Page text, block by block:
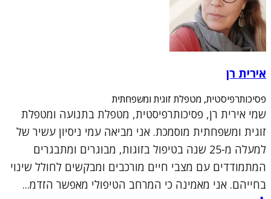
אירית רן
פסיכותרפיסטית, מטפלת זוגית ומשפחתית
שמי אירית רן, פסיכותרפיסטית, מטפלת בתנועה ומטפלת
זוגית ומשפחתית מוסמכת. אני מביאה עמי ניסיון עשיר של
למעלה מ-25 שנה בטיפול בזוגות, מבוגרים ומתבגרים
המתמודדים עם מצבי חיים מורכבים ומבקשים לחולל שינוי
בחייהם. אני מאמינה כי המרחב הטיפולי מאפשר הזדמ...